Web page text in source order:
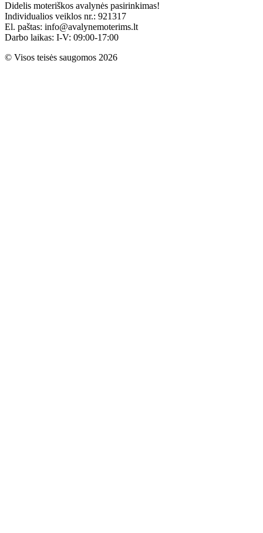
Didelis moteriškos avalynės pasirinkimas!
Individualios veiklos nr.: 921317
El. paštas: info@avalynemoterims.lt
Darbo laikas: I-V: 09:00-17:00
© Visos teisės saugomos 2026